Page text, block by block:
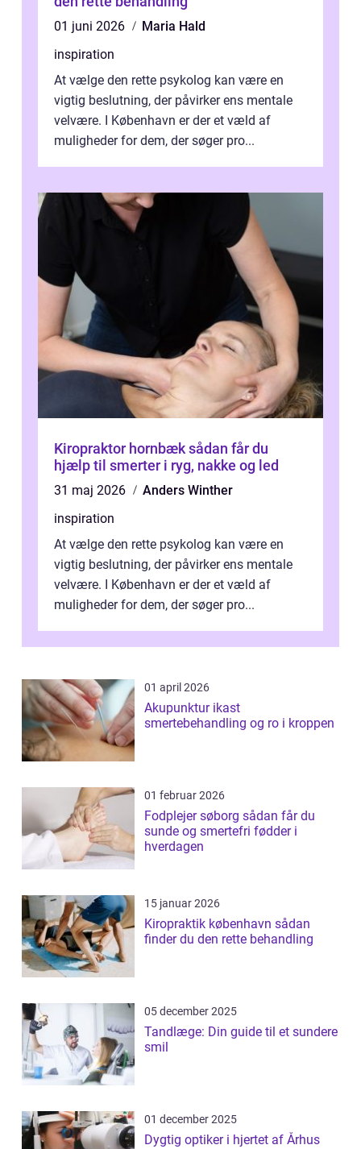
01 juni 2026
Maria Hald
inspiration
At vælge den rette psykolog kan være en
vigtig beslutning, der påvirker ens mentale
velvære. I København er der et væld af
muligheder for dem, der søger pro...
Kiropraktor hornbæk sådan får du
hjælp til smerter i ryg, nakke og led
31 maj 2026
Anders Winther
inspiration
At vælge den rette psykolog kan være en
vigtig beslutning, der påvirker ens mentale
velvære. I København er der et væld af
muligheder for dem, der søger pro...
01 april 2026
Akupunktur ikast
smertebehandling og ro i kroppen
01 februar 2026
Fodplejer søborg sådan får du
sunde og smertefri fødder i
hverdagen
15 januar 2026
Kiropraktik københavn sådan
finder du den rette behandling
05 december 2025
Tandlæge: Din guide til et sundere
smil
01 december 2025
Dygtig optiker i hjertet af Århus